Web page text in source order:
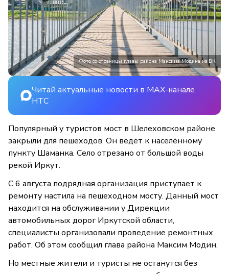
Фото со страницы главы района Максима Модина из ВК
Читай актуальные новости в MAX-канале
НТС
Популярный у туристов мост в Шелеховском районе
закрыли для пешеходов. Он ведёт к населённому
пункту Шаманка. Село отрезано от большой воды
рекой Иркут.
С 6 августа подрядная организация приступает к
ремонту настила на пешеходном мосту. Данный мост
находится на обслуживании у Дирекции
автомобильных дорог Иркутской области,
специалисты организовали проведение ремонтных
работ. Об этом сообщил глава района Максим Модин.
Но местные жители и туристы не останутся без